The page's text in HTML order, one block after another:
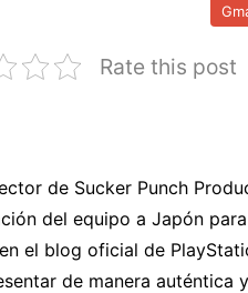
Rate this post
de Sucker Punch
del equipo a Japón
el blog oficial de
de manera auténtica